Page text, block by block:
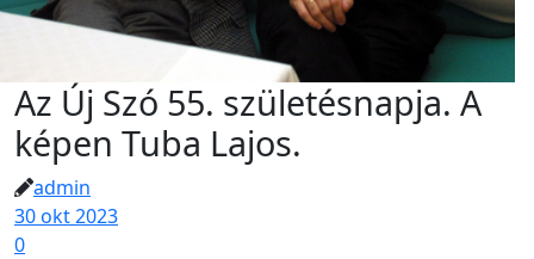
Az Új Szó 55. születésnapja. A
képen Tuba Lajos.
admin
30 okt 2023
0